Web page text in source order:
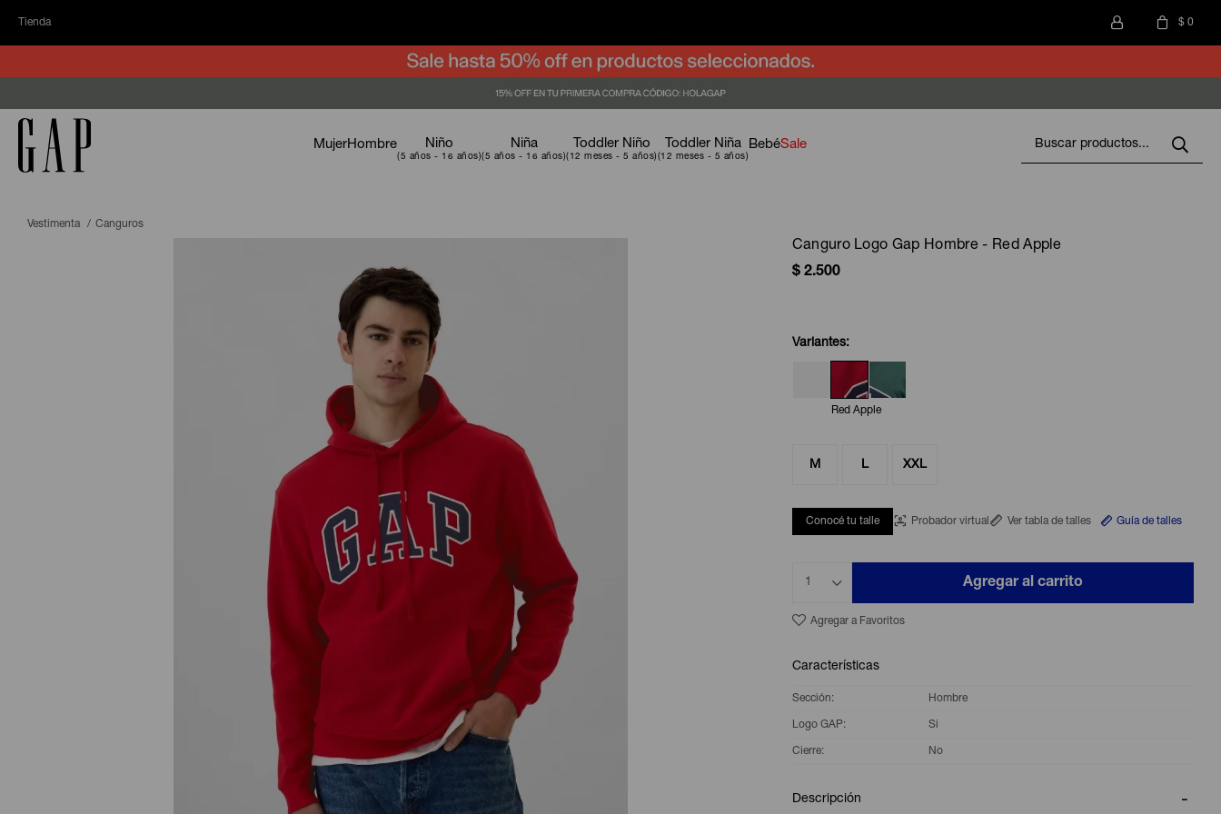
Tienda $ 0
MujerHombre Niño Niña Toddler Niño Toddler Niña BebéSale
Vestimenta Canguros
Canguro Logo Gap Hombre - Red Apple
$ 2.500
Variantes:
Red Apple
M L XXL
Conocé tu talle Probador virtual Ver tabla de talles Guía de talles
1 Agregar al carrito
Características
Sección Hombre
Logo GAP Si
Cierre No
Descripción